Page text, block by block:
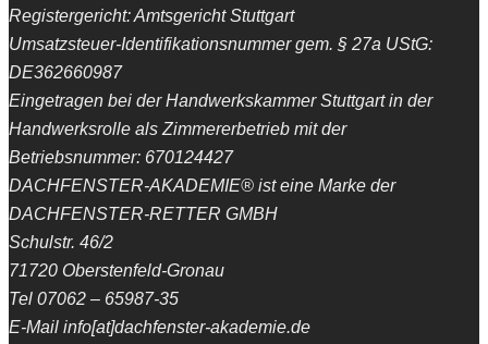
Registergericht: Amtsgericht Stuttgart
Umsatzsteuer-Identifikationsnummer gem. § 27a UStG:
DE362660987
Eingetragen bei der Handwerkskammer Stuttgart in der
Handwerksrolle als Zimmererbetrieb mit der
Betriebsnummer: 670124427
DACHFENSTER-AKADEMIE® ist eine Marke der
DACHFENSTER-RETTER GMBH
Schulstr. 46/2
71720 Oberstenfeld-Gronau
Tel 07062 – 65987-35
E-Mail info[at]dachfenster-akademie.de